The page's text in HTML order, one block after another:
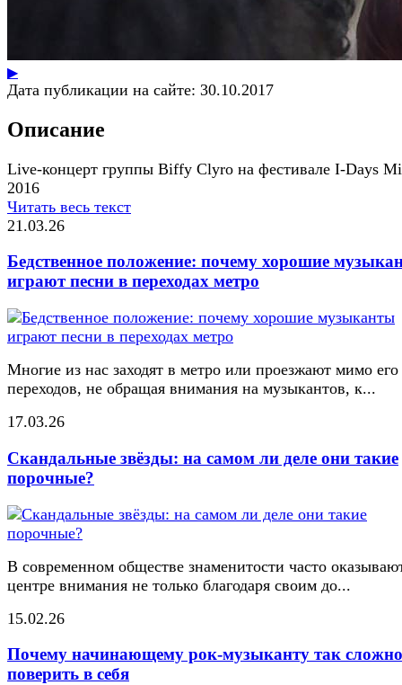
▶
Дата публикации на сайте: 30.10.2017
Описание
Live-концерт группы Biffy Clyro на фестивале I-Days
2016
Читать весь текст
21.03.26
Бедственное положение: почему хорошие
играют песни в переходах метро
Многие из нас заходят в метро или проезжают мимо его
переходов, не обращая внимания на музыкантов, к...
17.03.26
Скандальные звёзды: на самом ли деле они такие
порочные?
В современном обществе знаменитости часто
центре внимания не только благодаря своим до...
15.02.26
Почему начинающему рок-музыканту так сложно
поверить в себя